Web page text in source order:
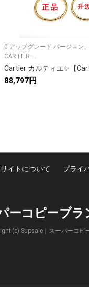
0 アップグレード バージョン
CARTIER ...
88,797円
イトについて プライ
ーコピーブラ
(c) Supsale｜スーパーコ